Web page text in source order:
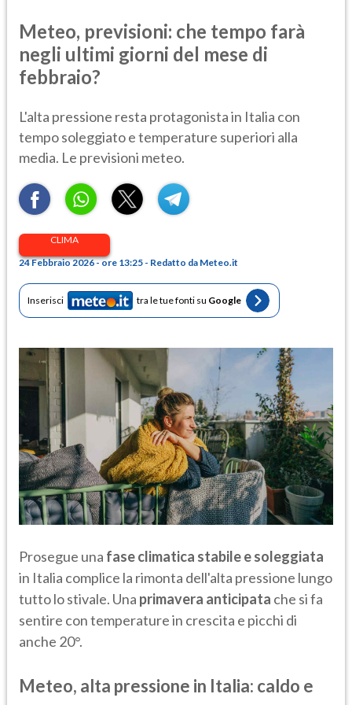
Meteo, previsioni: che tempo farà
negli ultimi giorni del mese di
febbraio?
L'alta pressione resta protagonista in Italia con
tempo soleggiato e temperature superiori alla
media. Le previsioni meteo.
CLIMA
24 Febbraio 2026 - ore 13:25 - Redatto da Meteo.it
Inserisci tra le tue fonti su Google
Prosegue una fase climatica stabile e soleggiata
in Italia complice la rimonta dell'alta pressione lungo
tutto lo stivale. Una primavera anticipata che si fa
sentire con temperature in crescita e picchi di
anche 20°.
Meteo, alta pressione in Italia: caldo e